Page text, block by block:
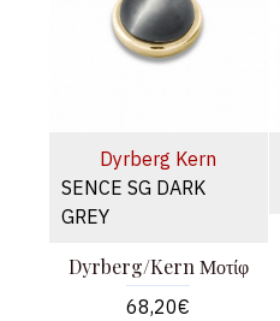
Dyrberg Kern
SENCE SG DARK
GREY
Dyrberg/Kern Μοτίφ
68,20€